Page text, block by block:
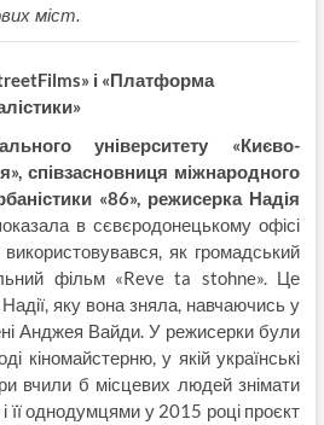
міст.
і «Платформа
університету «Києво-
співзасновниця міжнародного
«86», режисерка Надія
в сєвєродонецькому офісі
як громадський
фільм «Reve ta stohne». Це
яку вона зняла, навчаючись у
Анджея Вайди. У режисерки були
кіномайстерню, у якій українські
вчили б місцевих людей знімати
її однодумцями у 2015 році проєкт